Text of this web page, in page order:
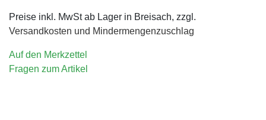
Preise inkl. MwSt ab Lager in Breisach, zzgl.
Versandkosten und Mindermengenzuschlag
Auf den Merkzettel
Fragen zum Artikel